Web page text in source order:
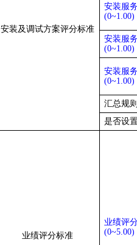
安装及调试方案评分标准
安装服
(0~1.00)
安装服
(0~1.00)
安装服
(0~1.00)
汇总规
是否设
业绩评分标准
业绩评
(0~5.00)